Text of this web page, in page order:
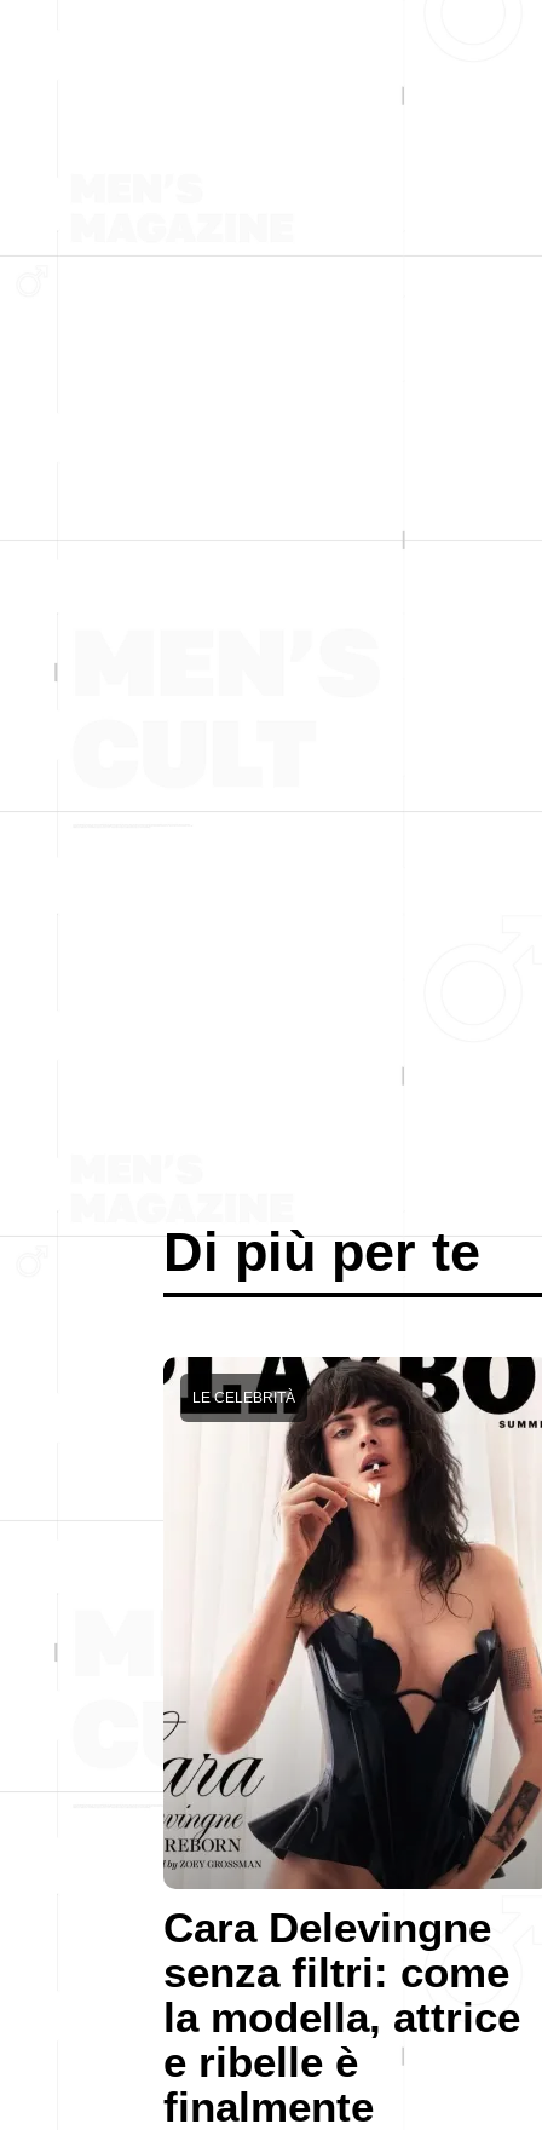
Di più per te
Cara Delevingne
senza filtri: come
la modella, attrice
e ribelle è
finalmente
LE CELEBRITÀ